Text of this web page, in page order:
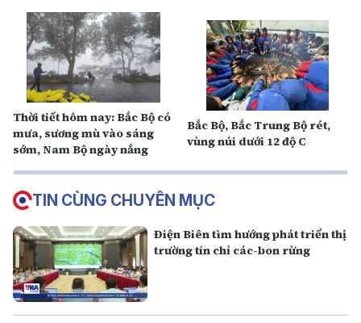
Thời tiết hôm nay: Bắc Bộ có
mưa, sương mù vào sáng
sớm, Nam Bộ ngày nắng
Bắc Bộ, Bắc Trung Bộ rét,
vùng núi dưới 12 độ C
TIN CÙNG CHUYÊN MỤC
Điện Biên tìm hướng phát triển thị
trường tín chỉ các-bon rừng